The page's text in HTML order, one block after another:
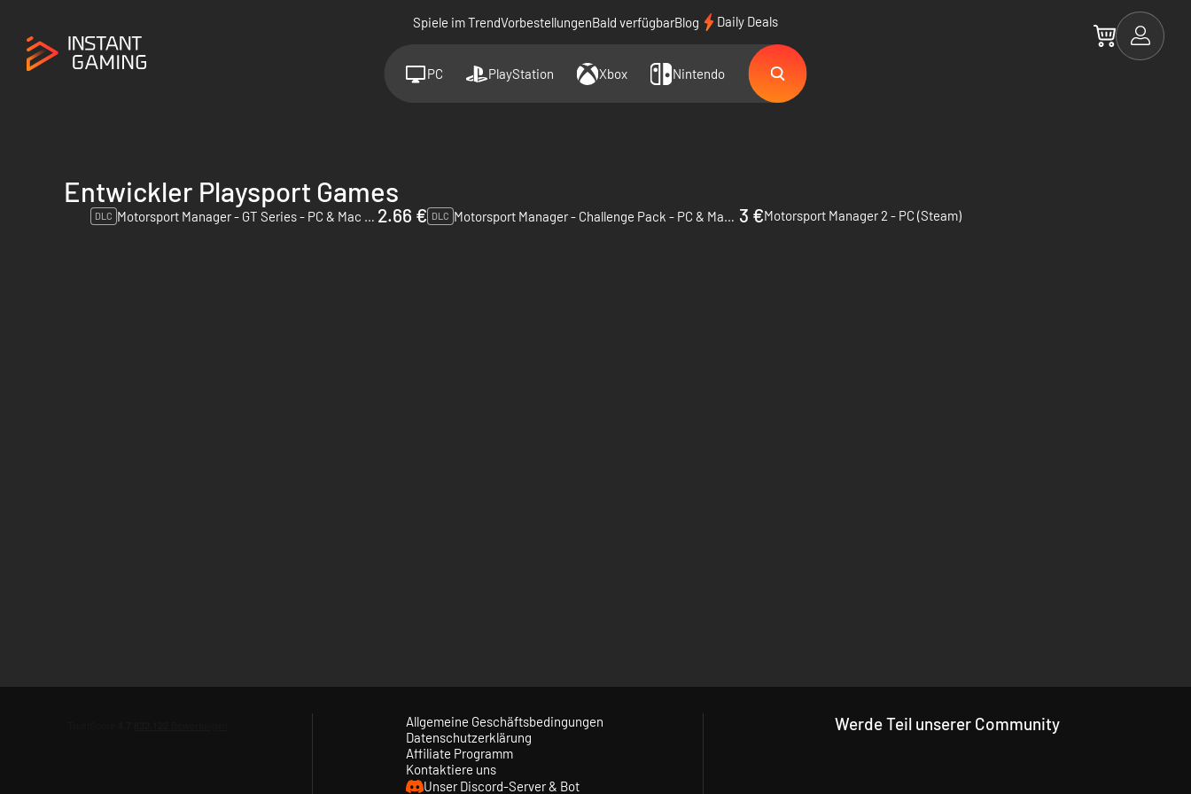
Spiele im TrendVorbestellungenBald verfügbarBlog Daily Deals
PC PlayStation Xbox Nintendo
Entwickler Playsport Games
DLC Motorsport Manager - GT Series - PC & Mac (Steam) 2.66 € DLC Motorsport Manager - Challenge Pack - PC & Mac (Steam) 3 €Motorsport Manager 2 - PC (Steam)
Allgemeine Geschäftsbedingungen
Datenschutzerklärung
Affiliate Programm
Kontaktiere uns
Unser Discord-Server & Bot
Werde Teil unserer Community